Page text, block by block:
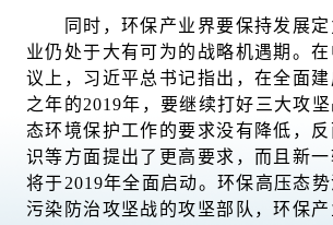
同时，环保产业界要保持发展
业仍处于大有可为的战略机遇期。
议上，习近平总书记指出，在全面
之年的2019年，要继续打好三大攻
态环境保护工作的要求没有降低，
识等方面提出了更高要求，而且新
将于2019年全面启动。环保高压态
污染防治攻坚战的攻坚部队，环保